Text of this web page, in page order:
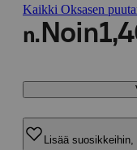
Kaikki Oksasen
n. Noin
Lisää